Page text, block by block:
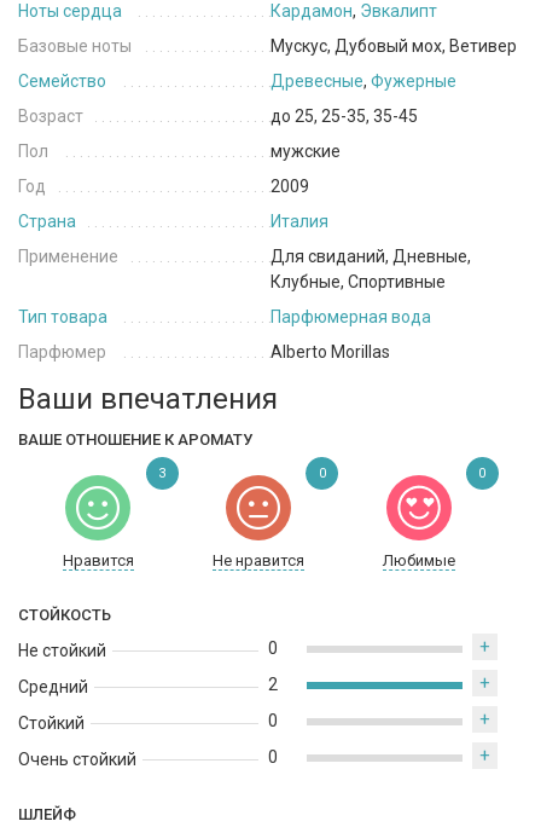
Ноты сердца
Кардамон, Эвкалипт
Базовые ноты
Мускус, Дубовый мох, Ветивер
Семейство
Древесные, Фужерные
Возраст
до 25, 25-35, 35-45
Пол
мужские
Год
2009
Страна
Италия
Применение
Для свиданий, Дневные,
Клубные, Спортивные
Тип товара
Парфюмерная вода
Парфюмер
Alberto Morillas
Ваши впечатления
ВАШЕ ОТНОШЕНИЕ К АРОМАТУ
Нравится Не нравится Любимые
3 0 0
СТОЙКОСТЬ
Не стойкий
Средний
Стойкий
Очень стойкий
0 +
2 +
0 +
0 +
ШЛЕЙФ